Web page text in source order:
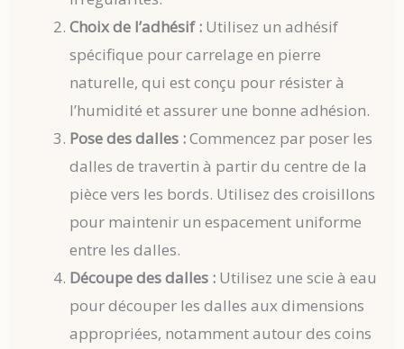
Choix de l’adhésif : Utilisez un adhésif
spécifique pour carrelage en pierre
naturelle, qui est conçu pour résister à
l’humidité et assurer une bonne adhésion.
Pose des dalles :Commencez par poser les
dalles de travertin à partir du centre de la
pièce vers les bords. Utilisez des croisillons
pour maintenir un espacement uniforme
entre les dalles.
Découpe des dalles : Utilisez une scie à eau
pour découper les dalles aux dimensions
appropriées, notamment autour des coins